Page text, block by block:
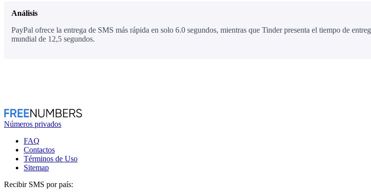
Análisis
PayPal ofrece la entrega de SMS más rápida en solo 6.0 segundos, mientras que Tinder presenta el tiempo de
mundial de 12,5 segundos.
Números privados
FAQ
Contactos
Términos de Uso
Sitemap
Recibir SMS por país: